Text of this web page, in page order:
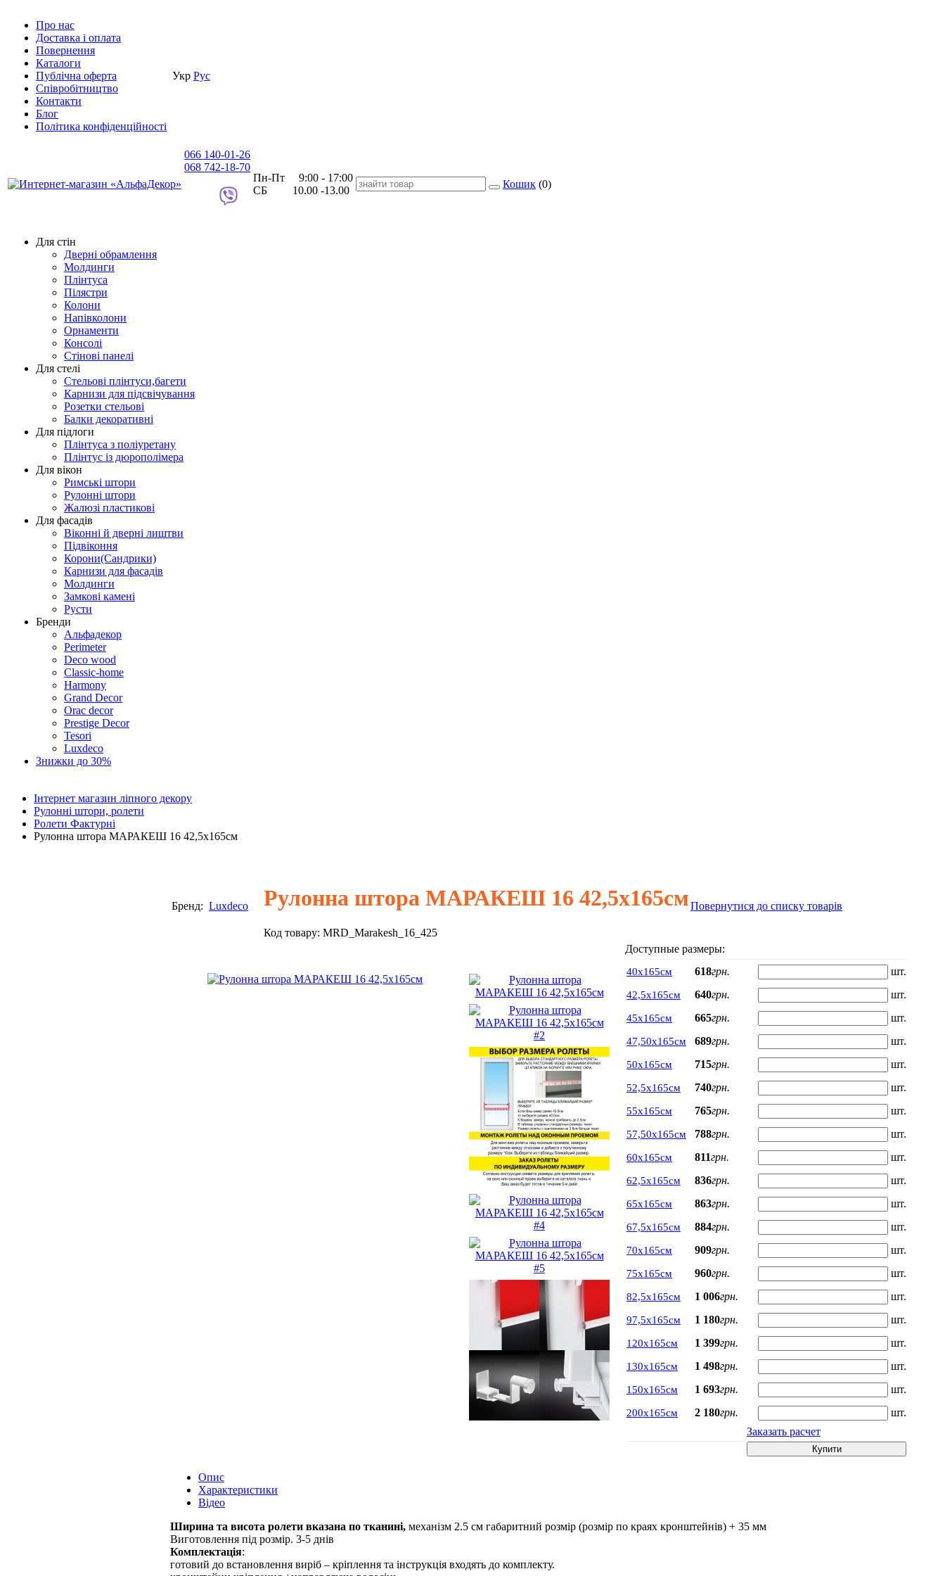
Про нас
Доставка i оплата
Повернення
Каталоги
Публічна оферта
Співробітництво
Контакти
Блог
Політика конфіденційності
Укр Рус
066 140-01-26
068 742-18-70
Пн-Пт 9:00 - 17:00
СБ 10.00 -13.00
Кошик (0)
Для стін
Дверні обрамлення
Молдинги
Плінтуса
Пілястри
Колони
Напівколони
Орнаменти
Консолі
Стінові панелі
Для стелі
Стельові плінтуси,багети
Карнизи для підсвічування
Розетки стельові
Балки декоративні
Для підлоги
Плінтуса з поліуретану
Плінтус із дюрополімера
Для вікон
Римські штори
Рулонні штори
Жалюзі пластикові
Для фасадів
Віконні й дверні лиштви
Підвіконня
Корони(Сандрики)
Карнизи для фасадів
Молдинги
Замкові камені
Русти
Бренди
Альфадекор
Perimeter
Deco wood
Classic-home
Harmony
Grand Decor
Orac decor
Prestige Decor
Tesori
Luxdeco
Знижки до 30%
Інтернет магазин ліпного декору
Рулонні штори, ролети
Ролети Фактурні
Рулонна штора МАРАКЕШ 16 42,5х165см
Бренд: Luxdeco Рулонна штора МАРАКЕШ 16 42,5х165см
Код товару: MRD_Marakesh_16_425
Повернутися до списку товарів
Доступные размеры:
40х165см 618грн. шт.
42,5х165см 640грн. шт.
45х165см 665грн. шт.
47,50х165см 689грн. шт.
50х165см 715грн. шт.
52,5х165см 740грн. шт.
55х165см 765грн. шт.
57,50х165см 788грн. шт.
60х165см 811грн. шт.
62,5х165см 836грн. шт.
65х165см 863грн. шт.
67,5х165см 884грн. шт.
70х165см 909грн. шт.
75х165см 960грн. шт.
82,5х165см 1 006грн. шт.
97,5х165см 1 180грн. шт.
120х165см 1 399грн. шт.
130х165см 1 498грн. шт.
150х165см 1 693грн. шт.
200х165см 2 180грн.
шт.
Заказать расчет
Купити
Опис
Характеристики
Відео
Ширина та висота ролети вказана по тканині, механізм 2.5 см габаритний розмір (розмір по краях кронштейнів) + 35 мм
Виготовлення під розмір. 3-5 днiв
Комплектація:
готовий до встановлення виріб – кріплення та інструкція входять до комплекту.